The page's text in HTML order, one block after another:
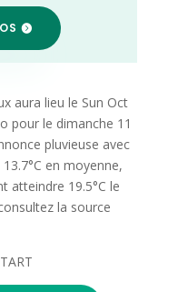
aura lieu le Sun Oct
pour le dimanche 11
pluvieuse avec
en moyenne,
atteindre 19.5°C le
la source